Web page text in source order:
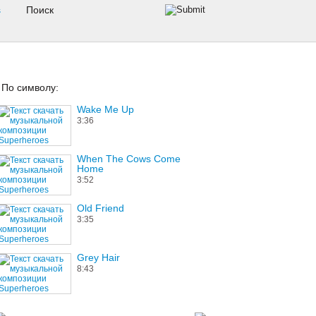
По символу:
Wake Me Up
3:36
When The Cows Come
Home
3:52
Old Friend
3:35
Grey Hair
8:43